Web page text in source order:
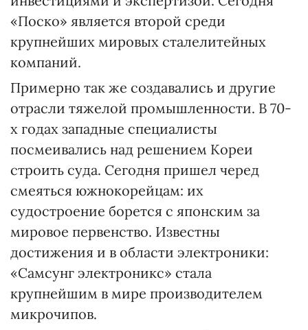
«Поско» является второй среди
крупнейших мировых сталелитейных
компаний.
Примерно так же создавались и другие
отрасли тяжелой промышленности. В 70-
х годах западные специалисты
посмеивались над решением Кореи
строить суда. Сегодня пришел черед
смеяться южнокорейцам: их
судостроение борется с японским за
мировое первенство. Известны
достижения и в области электроники:
«Самсунг электроникс» стала
крупнейшим в мире производителем
микрочипов.